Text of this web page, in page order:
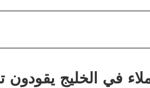
في الخليج